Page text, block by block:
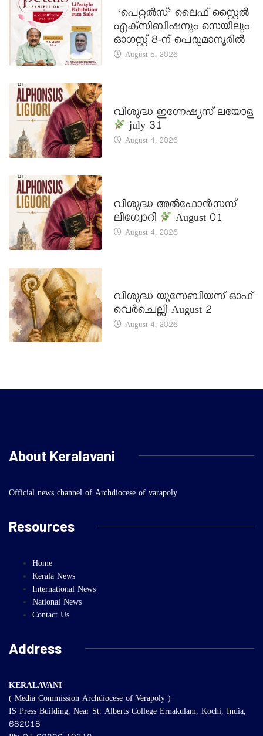
‘പെറ്റൽസ്’ ലൈഫ് സ്റ്റൈൽ
എക്സിബിഷനും സെയിലും
ഓഗസ്റ്റ് 8-ന് പെരുമാനൂരിൽ
August 5, 2026
വിശുദ്ധ ഇഗ്നേഷ്യസ് ലയോള
july 31
August 4, 2026
വിശുദ്ധ അൽഫോൻസസ്
ലിഗ്വോറി
August 01
August 4, 2026
വിശുദ്ധ യൂസേബിയസ് ഓഫ്
വെർചെല്ലി August 2
August 4, 2026
About Keralavani
Official news channel of Archdiocese of varapoly.
Resources
Home
Kerala News
International News
National News
Contact Us
Address
KERALAVANI
( Media Commission Archdiocese of Verapoly )
IS Press Building, Near St. Alberts College Ernakulam, Kochi, India,
682018